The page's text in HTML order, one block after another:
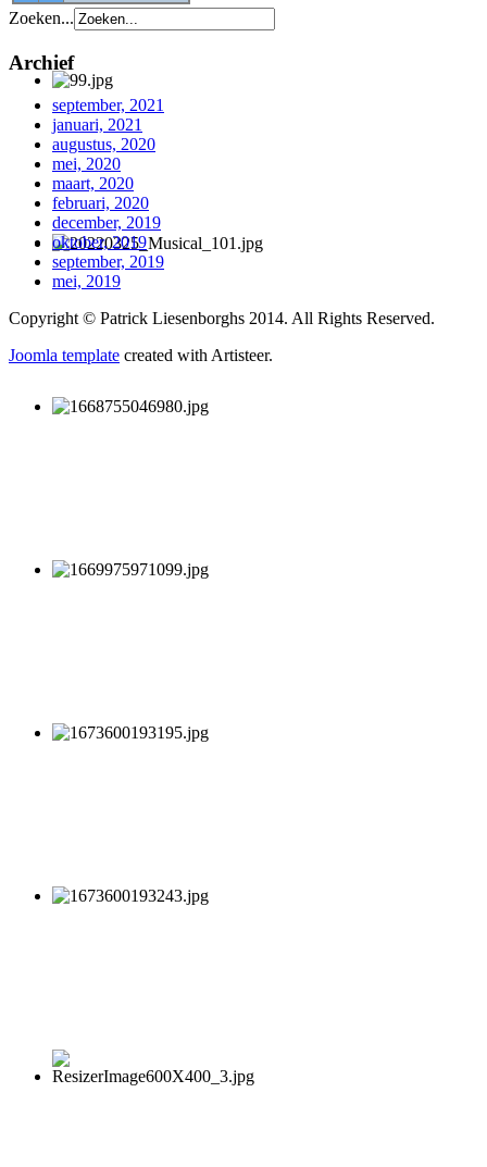
Zoeken...
Archief
september, 2021
januari, 2021
augustus, 2020
mei, 2020
maart, 2020
februari, 2020
december, 2019
oktober, 2019
september, 2019
mei, 2019
Copyright © Patrick Liesenborghs 2014. All Rights Reserved.
Joomla template created with Artisteer.